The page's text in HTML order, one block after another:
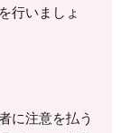
行いましょ
に注意を払う